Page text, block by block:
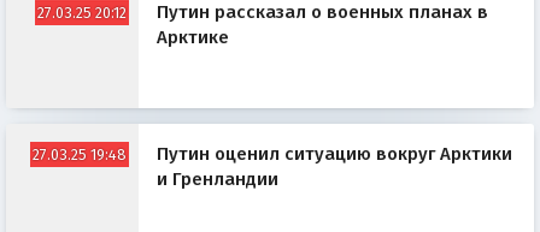
27.03.25 20:12
Путин рассказал о военных планах в
Арктике
27.03.25 19:48
Путин оценил ситуацию вокруг Арктики
и Гренландии